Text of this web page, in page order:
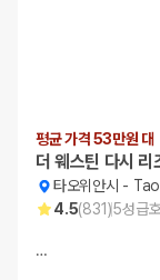
평균 가격 53만원 대
더 웨스틴 다시 리
타오위안시 -
4.5(831)5성급
…